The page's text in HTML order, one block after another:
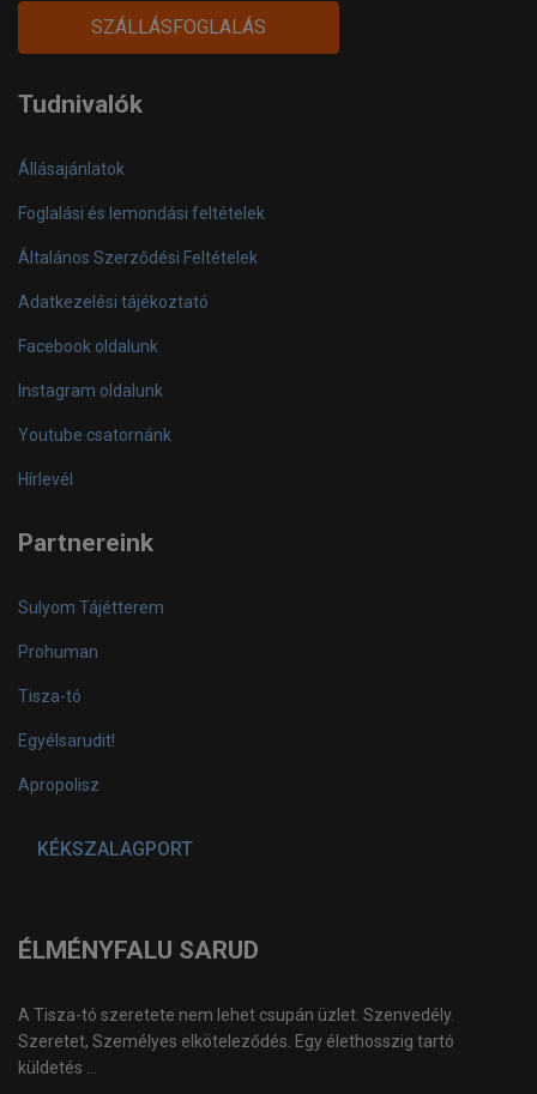
facebook-
official
instagramyoutube-
play
SZÁLLÁSFOGLALÁS
Tudnivalók
Állásajánlatok
Foglalási és lemondási feltételek
Általános Szerződési Feltételek
Adatkezelési tájékoztató
Facebook oldalunk
Instagram oldalunk
Youtube csatornánk
Hírlevél
Partnereink
Sulyom Tájétterem
Prohuman
Tisza-tó
Egyélsarudit!
Apropolisz
KÉKSZALAGPORT
ÉLMÉNYFALU SARUD
A Tisza-tó szeretete nem lehet csupán üzlet. Szenvedély.
Szeretet, Személyes elköteleződés. Egy élethosszig tartó
küldetés ...